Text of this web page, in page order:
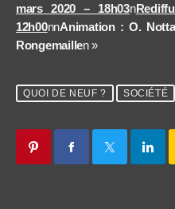
mars 2020 – 18h03n
12h00nnAnimation : O.
Rongemaillen »
QUOI DE NEUF ? SOCIÉTÉ